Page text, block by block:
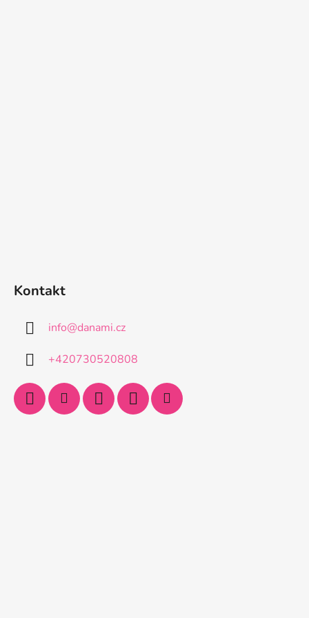
Kontakt
info@danami.cz
+420730520808